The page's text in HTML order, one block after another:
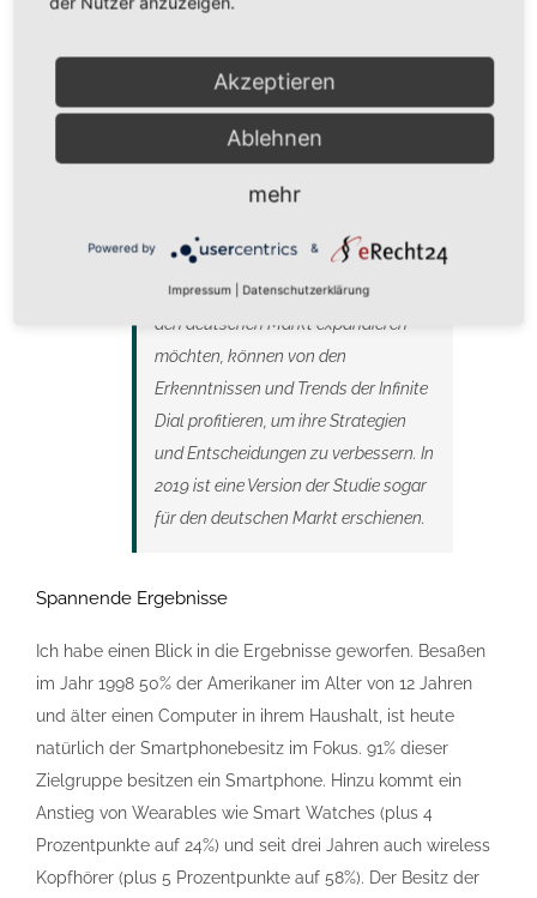
Sie ist auch für Unternehmen in
Deutschland relevant: Obwohl die
Infinite Dial hauptsächlich die
Nutzung von digitalen Medien und
Technologien in den USA untersucht,
dem deutschen Markt. Unternehmen,
die in Deutschland tätig sind oder in
den deutschen Markt expandieren
möchten, können von den
Erkenntnissen und Trends der Infinite
Dial profitieren, um ihre Strategien
und Entscheidungen zu verbessern. In
2019 ist eine Version der Studie sogar
für den deutschen Markt erschienen.
Spannende Ergebnisse
Ich habe einen Blick in die Ergebnisse geworfen. Besaßen
im Jahr 1998 50% der Amerikaner im Alter von 12 Jahren
und älter einen Computer in ihrem Haushalt, ist heute
natürlich der Smartphonebesitz im Fokus. 91% dieser
Zielgruppe besitzen ein Smartphone. Hinzu kommt ein
Anstieg von Wearables wie Smart Watches (plus 4
Prozentpunkte auf 24%) und seit drei Jahren auch wireless
Kopfhörer (plus 5 Prozentpunkte auf 58%). Der Besitz der
Akzeptieren
Ablehnen
mehr
Powered by &
Impressum Datenschutzerklärung